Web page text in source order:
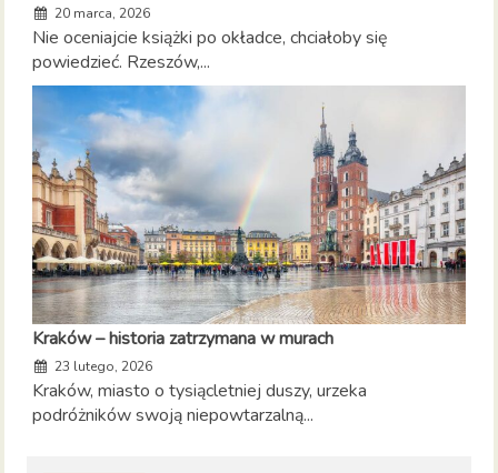
20 marca, 2026
Nie oceniajcie książki po okładce, chciałoby się
powiedzieć. Rzeszów,...
Kraków – historia zatrzymana w murach
23 lutego, 2026
Kraków, miasto o tysiącletniej duszy, urzeka
podróżników swoją niepowtarzalną...